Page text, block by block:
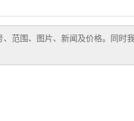
范围、图片、新闻及价格。同时